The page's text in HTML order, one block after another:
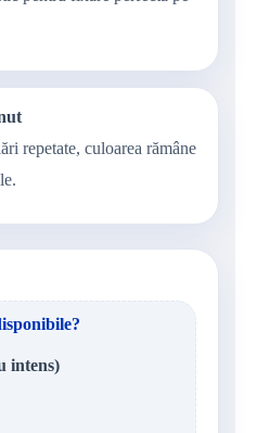
repetate, culoarea rămâne
intens)